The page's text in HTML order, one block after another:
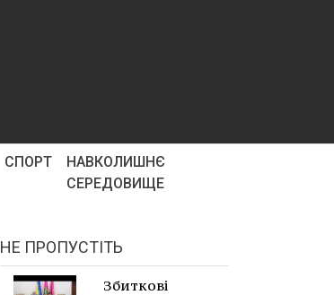
СПОРТ
НАВКОЛИШНЄ
СЕРЕДОВИЩЕ
НЕ ПРОПУСТІТЬ
Збиткові